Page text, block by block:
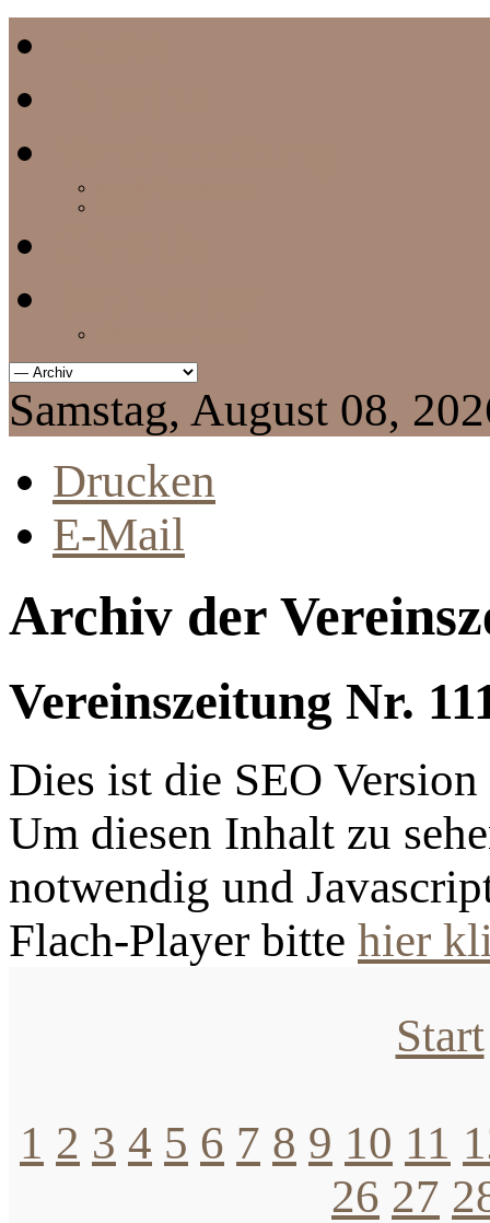
Samstag, August 08,
Drucken
E-Mail
Archiv der
Vereinszeitung Nr.
Dies ist die SEO
Um diesen Inhalt zu
notwendig und
Flach-Player bitte hier
Start
1 2 3 4 5 6 7 8 9 10 11
26 27